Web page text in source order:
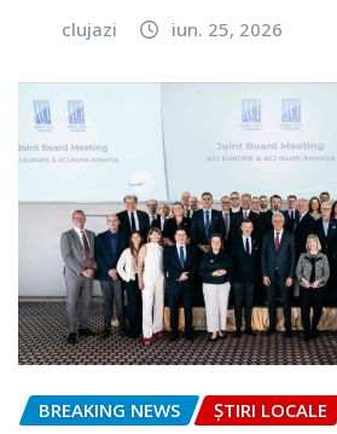
clujazi iun. 25, 2026
BREAKING NEWS ȘTIRI LOCALE